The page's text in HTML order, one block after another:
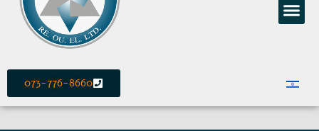
073-776-8660